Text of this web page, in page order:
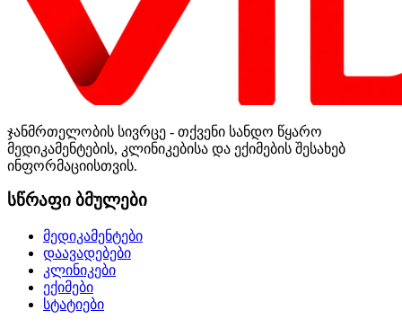
ჯანმრთელობის სივრცე - თქვენი სანდო წყარო
მედიკამენტების, კლინიკებისა და ექიმების შესახებ
ინფორმაციისთვის.
სწრაფი ბმულები
მედიკამენტები
დაავადებები
კლინიკები
ექიმები
სტატიები